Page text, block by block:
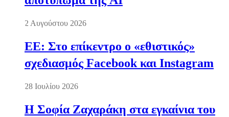
2 Αυγούστου 2026
ΕΕ: Στο επίκεντρο ο «εθιστικός»
σχεδιασμός Facebook και Instagram
28 Ιουλίου 2026
Η Σοφία Ζαχαράκη στα εγκαίνια του